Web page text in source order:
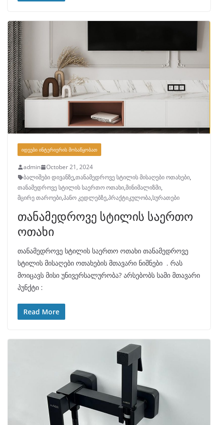
ᲘᲓᲔᲔᲑᲘ ᲘᲜᲢᲔᲠᲘᲔᲠᲘᲡ ᲛᲝᲡᲐᲬᲧᲝᲑᲐᲗ
admin
October 21, 2024
ბალიშები დივანზე,თანამედროვე სტილის მისაღები ოთახები,
თანამედროვე სტილის საერთო ოთახი,მინიმალიზმი,
მცირე თაროები,პანო კედლებზე,პრაქტიკულობა,სურათები
თანამედროვე სტილის საერთო
ოთახი
თანამედროვე სტილის საერთო ოთახი თანამედროვე
სტილის მისაღები ოთახების მთავარი ნიშნები . რას
მოიცავს მისი უნივერსალურობა? არსებობს სამი მთავარი
პუნქტი :
Read More